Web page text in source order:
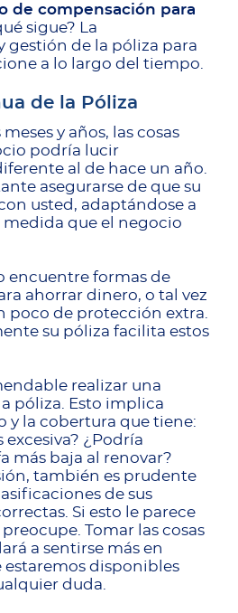
de compensación para
sigue? La
gestión de la póliza para
a lo largo del tiempo.
de la Póliza
y años, las cosas
podría lucir
al de hace un año.
asegurarse de que su
usted, adaptándose a
medida que el negocio
encuentre formas de
ahorrar dinero, o tal vez
poco de protección extra.
su póliza facilita estos
realizar una
póliza. Esto implica
y la cobertura que tiene:
excesiva? ¿Podría
más baja al renovar?
también es prudente
de sus
Si esto le parece
Tomar las cosas
a sentirse más en
disponibles
duda.